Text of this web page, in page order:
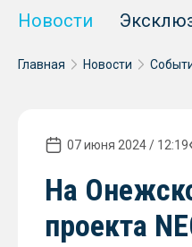
Новости
Главная Новости
07 июня 2024 / 12:19
На
проекта